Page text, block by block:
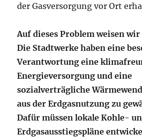
der Gasversorgung vor Ort
Auf dieses Problem weisen
Die Stadtwerke haben eine
Verantwortung eine
Energieversorgung und eine
sozialverträgliche
aus der Erdgasnutzung zu
Dafür müssen lokale Kohle-
Erdgasausstiegspläne